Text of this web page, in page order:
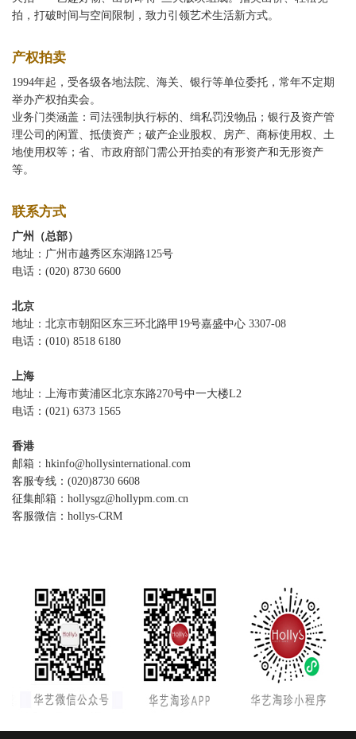
拍，打破时间与空间限制，致力引领艺术生活新方式。
产权拍卖
1994年起，受各级各地法院、海关、银行等单位委托，常年不定期
举办产权拍卖会。
业务门类涵盖：司法强制执行标的、缉私罚没物品；银行及资产管
理公司的闲置、抵债资产；破产企业股权、房产、商标使用权、土
地使用权等；省、市政府部门需公开拍卖的有形资产和无形资产
等。
联系方式
广州（总部）
地址：广州市越秀区东湖路125号
电话：(020) 8730 6600
北京
地址：北京市朝阳区东三环北路甲19号嘉盛中心 3307-08
电话：(010) 8518 6180
上海
地址：上海市黄浦区北京东路270号中一大楼L2
电话：(021) 6373 1565
香港
邮箱：hkinfo@hollysinternational.com
客服专线：(020)8730 6608
征集邮箱：hollysgz@hollypm.com.cn
客服微信：hollys-CRM